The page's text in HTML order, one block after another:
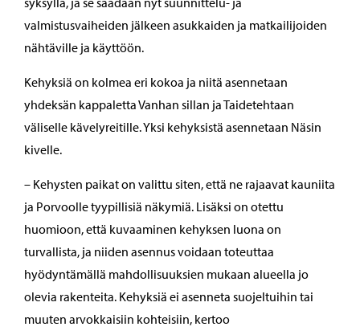
valmistusvaiheiden jälkeen asukkaiden ja matkailijoiden
nähtäville ja käyttöön.
Kehyksiä on kolmea eri kokoa ja niitä asennetaan
yhdeksän kappaletta Vanhan sillan ja Taidetehtaan
väliselle kävelyreitille. Yksi kehyksistä asennetaan Näsin
kivelle.
– Kehysten paikat on valittu siten, että ne rajaavat kauniita
ja Porvoolle tyypillisiä näkymiä. Lisäksi on otettu
huomioon, että kuvaaminen kehyksen luona on
turvallista, ja niiden asennus voidaan toteuttaa
hyödyntämällä mahdollisuuksien mukaan alueella jo
olevia rakenteita. Kehyksiä ei asenneta suojeltuihin tai
muuten arvokkaisiin kohteisiin, kertoo